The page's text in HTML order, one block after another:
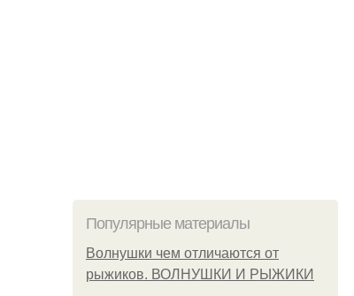
Популярные материалы
Волнушки чем отличаются от
рыжиков. ВОЛНУШКИ И РЫЖИКИ